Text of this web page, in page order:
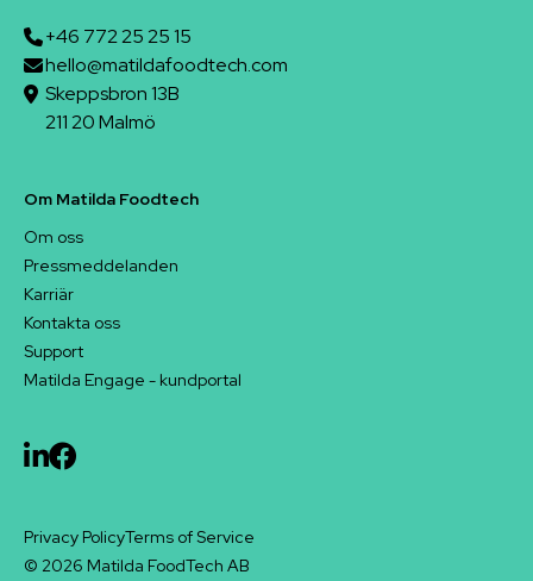
+46 772 25 25 15
hello@matildafoodtech.com
Skeppsbron 13B
211 20 Malmö
Om Matilda Foodtech
Om oss
Pressmeddelanden
Karriär
Kontakta oss
Support
Matilda Engage - kundportal
Privacy PolicyTerms of Service
© 2026 Matilda FoodTech AB